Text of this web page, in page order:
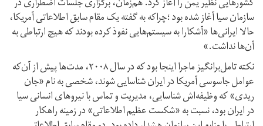
سازمان سیا آغاز شده بود ؛چراکه به گفته یک مقام سابق اطلاعاتی آمریکا،
حالا ایرانی‌ها «آشکارا به سیستم‌هایی نفوذ کرده بودند که هیچ ارتباطی به
آن‌ها نداشت.»
نکته تامل‌برانگیز ماجرا اینجا بود که در سال ۲۰۰۸، مدت‌ها پیش از آن‌که
عوامل جاسوسی آمریکا در ایران شناسایی شوند، شخصی به نام «جان
ریدی» که وظیفه‌اش شناسایی، مدیریت و تماس با نیروهای انسانی سیا
در ایران بود، نسبت به «شکست عظیم اطلاعاتی» در زمینه راهکار